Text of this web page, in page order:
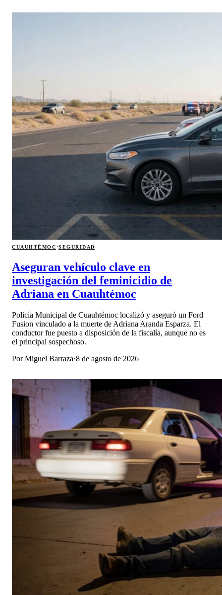
CUAUHTÉMOC·SEGURIDAD
Aseguran vehículo clave en
investigación del feminicidio de
Adriana en Cuauhtémoc
Policía Municipal de Cuauhtémoc localizó y aseguró un Ford
Fusion vinculado a la muerte de Adriana Aranda Esparza. El
conductor fue puesto a disposición de la fiscalía, aunque no es
el principal sospechoso.
PorMiguel Barraza·8 de agosto de 2026